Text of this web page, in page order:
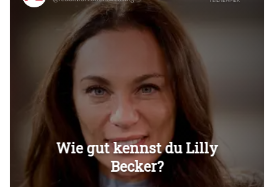
Überspringen
Überspringen